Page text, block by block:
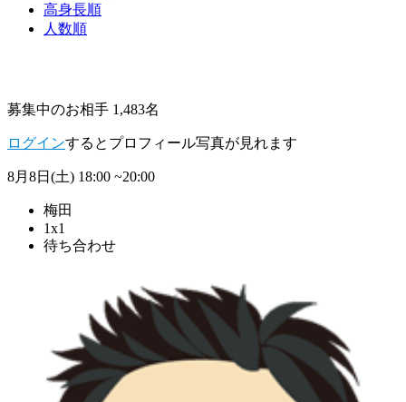
高身長順
人数順
募集中のお相手 1,483名
ログインするとプロフィール写真が見れます
8月8日(土) 18:00 ~20:00
梅田
1x1
待ち合わせ